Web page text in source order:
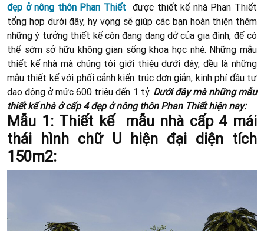
đẹp ở nông thôn Phan Thiết được thiết kế nhà Phan Thiết
tổng hợp dưới đây, hy vọng sẽ giúp các bạn hoàn thiện thêm
những ý tưởng thiết kế còn đang dang dở của gia đình, để có
thể sớm sở hữu không gian sống khoa học nhé. Những mẫu
thiết kế nhà mà chúng tôi giới thiệu dưới đây, đều là những
mẫu thiết kế với phối cảnh kiến trúc đơn giản, kinh phí đầu tư
dao động ở mức 600 triệu đến 1 tỷ. Dưới đây mà những mẫu
thiết kế nhà ở cấp 4 đẹp ở nông thôn Phan Thiết hiện nay:
Mẫu 1: Thiết kế mẫu nhà cấp 4 mái
thái hình chữ U hiện đại diện tích
150m2: